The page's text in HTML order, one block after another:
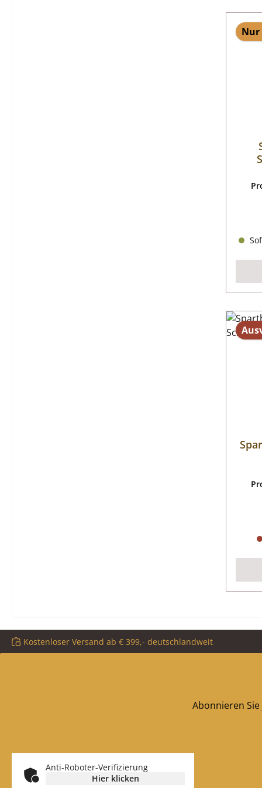
Nur
Kostenloser Versand ab € 399,- deutschlandweit
Abonnieren
Anti-Roboter-Verifizierung
Hier klicken